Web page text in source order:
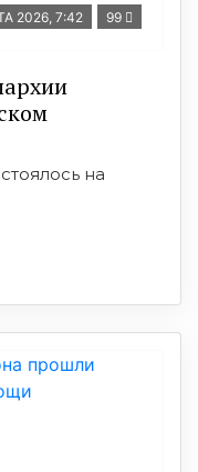
2026, 7:42 99
на